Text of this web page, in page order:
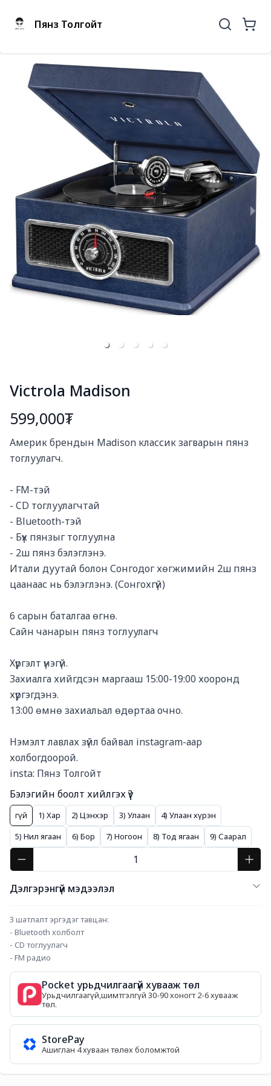
Пянз Толгойт
Victrola Madison
599,000₮
Америк брендын Madison классик загварын пянз
тоглуулагч.
- FM-тэй
- CD тоглуулагчтай
- Bluetooth-тэй
- Бүх пянзыг тоглуулна
- 2ш пянз бэлэглэнэ.
Итали дуутай болон Сонгодог хөгжимийн 2ш пянз
цаанаас нь бэлэглэнэ. (Сонгохгүй)
6 сарын баталгаа өгнө.
Сайн чанарын пянз тоглуулагч
Хүргэлт үнэгүй.
Захиалга хийгдсэн маргааш 15:00-19:00 хооронд
хүргэгдэнэ.
13:00 өмнө захиальал өдөртаа очно.
Нэмэлт лавлах зүйл байвал instagram-аар
холбогдоорой.
insta: Пянз Толгойт
Бэлэгийн боолт хийлгэх үү?
Үгүй 1) Хар 2) Цэнхэр 3) Улаан
4) Улаан хүрэн
5) Нил ягаан
6) Бор 7) Ногоон 8) Тод ягаан 9) Саарал
Дэлгэрэнгүй мэдээлэл
3 шатлалт эргэдэг тавцан:
- Bluetooth холболт
- CD тоглуулагч
- FM радио
Pocket урьдчилгаагүй хувааж төл
Урьдчилгаагүй,шимтгэлгүй 30-90 хоногт 2-6 хувааж
төл.
StorePay
Ашиглан 4 хуваан төлөх боломжтой